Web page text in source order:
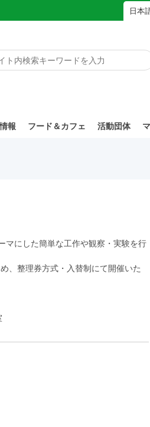
日本
報 フード＆カフェ 活動団体
マにした簡単な工作や観察・実験を行
、整理券方式・入替制にて開催いた